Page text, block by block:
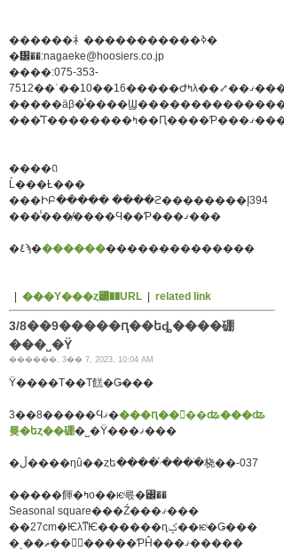
������礻�����������ߢ�
�᡼��:nagaeke@hoosiers.co.jp
����:075-353-
7512��ʿ��10��16�����Ժߤλ��⤢��ޤ���
���ͤΤ��������ߤ��Ԥ����Ƥ���ޤ���
����ꢡ
Ĺ���Ƚ���
���ԻԲ����� ����ϩ��������Į394
���̾���̸����Ϥ��Ƥ���ޤ���
�ܺ٤ϡ���������������������
���Υ���ȥ꡼��URL related link
3/8��9�����ԥ��եȡ����硼
���˽�Ÿ
������, 3�� 7, 2023, 10:04 AM
Ÿ����Τ��Τ餻�Ǥ���
3��8�����Ϥޤ����ԥ��󥿡��ʥ���ʥ
륮�եȥ��硼
�˽�Ÿ���ޤ���
�ڵ����ηû��ȥե����ۥ֡����ֹ桡��-037
�����餫�ߤο��ѥͥ륷�꡼��
Seasonal square���Ź���ޤ���
��27cm�ѤλͳѤ������ɳݤ��ѥͥ�Ǥ���
�͵��ޡ��򥤥᡼�����ƤĤ���ޤ�����